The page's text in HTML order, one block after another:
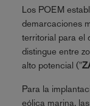
Los POEM
demarcaciones
territorial para el
distingue entre
alto potencial ("
Para la
eólica marina,